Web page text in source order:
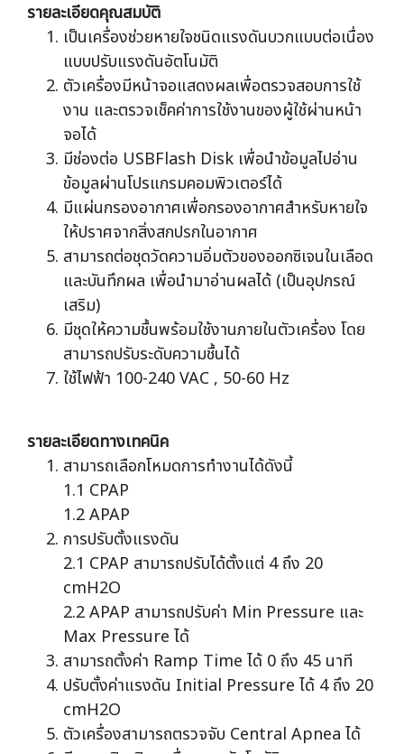
รายละเอียดคุณสมบัติ
เป็นเครื่องช่วยหายใจชนิดแรงดันบวกแบบต่อเนื่อง
แบบปรับแรงดันอัตโนมัติ
ตัวเครื่องมีหน้าจอแสดงผลเพื่อตรวจสอบการใช้
งาน และตรวจเช็คค่าการใช้งานของผู้ใช้ผ่านหน้า
จอได้
มีช่องต่อ USBFlash Disk เพื่อนำข้อมูลไปอ่าน
ข้อมูลผ่านโปรแกรมคอมพิวเตอร์ได้
มีแผ่นกรองอากาศเพื่อกรองอากาศสำหรับหายใจ
ให้ปราศจากสิ่งสกปรกในอากาศ
สามารถต่อชุดวัดความอิ่มตัวของออกซิเจนในเลือด
และบันทึกผล เพื่อนำมาอ่านผลได้ (เป็นอุปกรณ์
เสริม)
มีชุดให้ความชื้นพร้อมใช้งานภายในตัวเครื่อง โดย
สามารถปรับระดับความชื้นได้
ใช้ไฟฟ้า 100-240 VAC , 50-60 Hz
รายละเอียดทางเทคนิค
สามารถเลือกโหมดการทำงานได้ดังนี้
1.1 CPAP
1.2 APAP
การปรับตั้งแรงดัน
2.1 CPAP สามารถปรับได้ตั้งแต่ 4 ถึง 20
cmH2O
2.2 APAP สามารถปรับค่า Min Pressure และ
Max Pressure ได้
สามารถตั้งค่า Ramp Time ได้ 0 ถึง 45 นาที
ปรับตั้งค่าแรงดัน Initial Pressure ได้ 4 ถึง 20
cmH2O
ตัวเครื่องสามารถตรวจจับ Central Apnea ได้